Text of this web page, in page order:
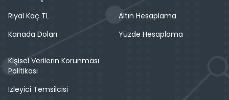
Riyal Kaç TL
Kanada Doları
Altın Hesaplama
Yüzde Hesaplama
Kişisel Verilerin Korunması
Politikası
İzleyici Temsilcisi